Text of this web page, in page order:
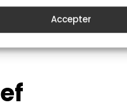
Accepter